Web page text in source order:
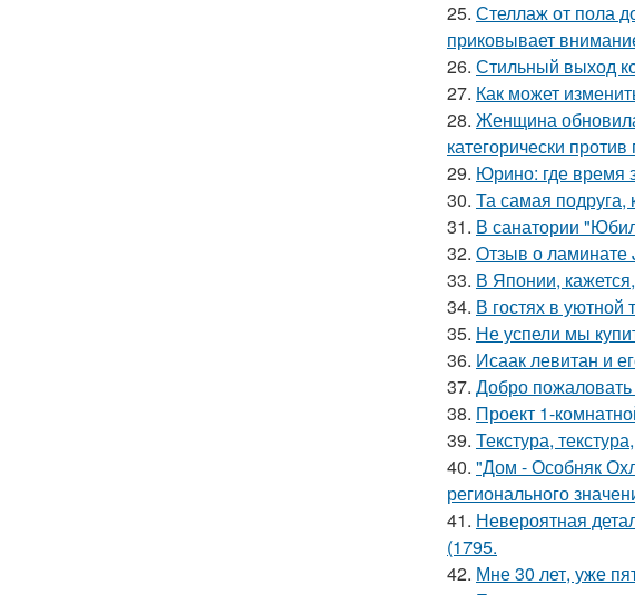
25. Стеллаж от пола
приковывает
26. Стильный выход
27. Как может
28. Женщина обновила
категорически
29. Юрино: где время
30. Та самая
31. В санатории
32. Отзыв о ламинате
33. В Японии,
34. В гостях в уютной
35. Не успели мы
36. Исаак левитан и
37. Добро
38. Проект 1-
39. Текстура,
40. "Дом - Особняк
регионального
41. Невероятная
(1795.
42. Мне 30 лет, уже